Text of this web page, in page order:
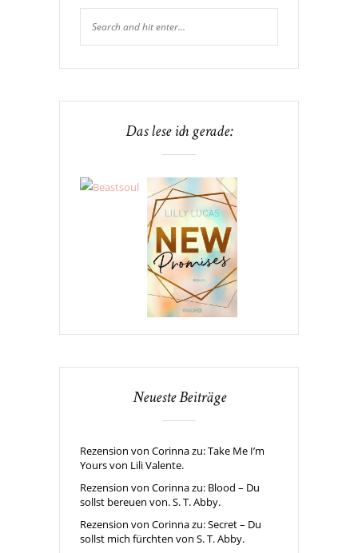
Das lese ich gerade:
Neueste Beiträge
Rezension von Corinna zu: Take Me I’m
Yours von Lili Valente.
Rezension von Corinna zu: Blood – Du
sollst bereuen von. S. T. Abby.
Rezension von Corinna zu: Secret – Du
sollst mich fürchten von S. T. Abby.